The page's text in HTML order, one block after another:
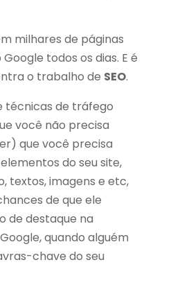
milhares de páginas
todos os dias. E é
o trabalho de SEO.
técnicas de tráfego
você não precisa
que você precisa
do seu site,
textos, imagens e etc,
de que ele
de destaque na
quando alguém
chave do seu